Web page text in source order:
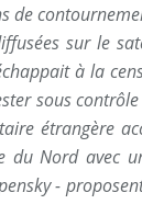
de
sur le
à la
sous
étrangère
du Nord avec
-